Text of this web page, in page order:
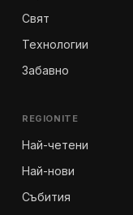
Свят
Технологии
Забавно
REGIONITE
Най-четени
Най-нови
Събития